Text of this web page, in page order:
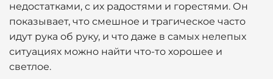
недостатками, с их радостями и горестями. Он
показывает, что смешное и трагическое часто
идут рука об руку, и что даже в самых нелепых
ситуациях можно найти что-то хорошее и
светлое.